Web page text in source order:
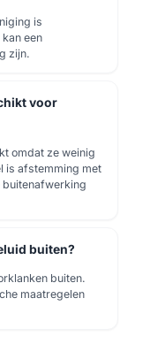
is
een
zijn.
voor
omdat ze weinig
is afstemming met
buitenafwerking
buiten?
buiten.
maatregelen